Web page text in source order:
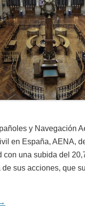
y Navegación
en España, AENA,
con una subida del
sus acciones, que